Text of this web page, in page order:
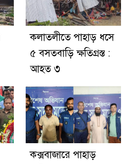
কলাতলীতে পাহাড় ধসে
৫ বসতবাড়ি ক্ষতিগ্রস্ত :
আহত ৩
‎কক্সবাজারে পাহাড়